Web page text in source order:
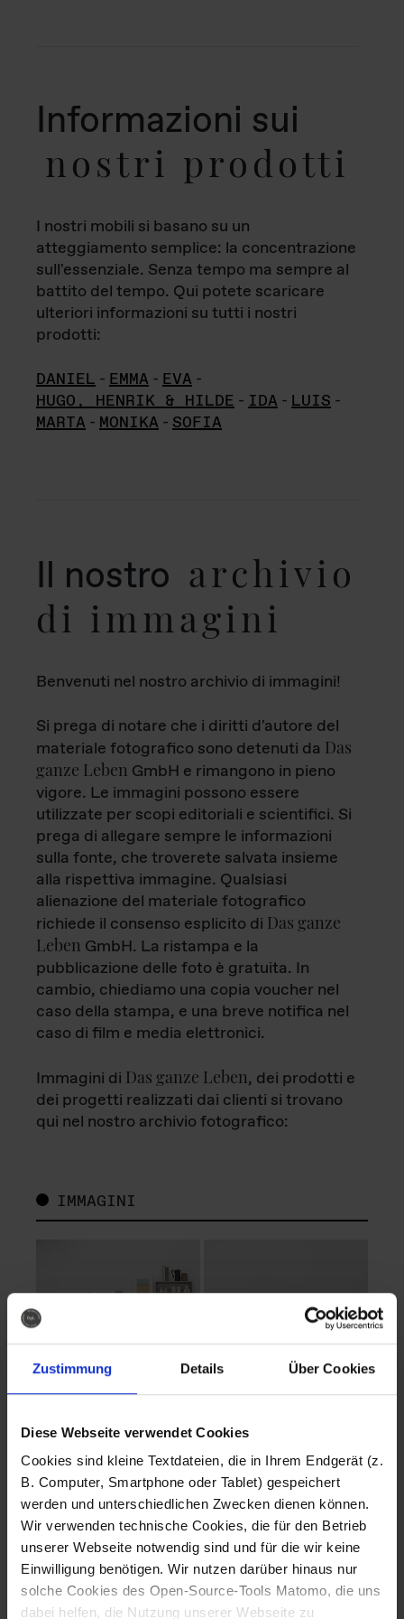
Zustimmung Details Über Cookies
Diese Webseite verwendet Cookies
Cookies sind kleine Textdateien, die in Ihrem Endgerät (z.
B. Computer, Smartphone oder Tablet) gespeichert
werden und unterschiedlichen Zwecken dienen können.
Wir verwenden technische Cookies, die für den Betrieb
unserer Webseite notwendig sind und für die wir keine
Einwilligung benötigen. Wir nutzen darüber hinaus nur
solche Cookies des Open-Source-Tools Matomo, die uns
dabei helfen, die Nutzung unserer Webseite zu
Informazioni sui
nostri prodotti
I nostri mobili si basano su un
atteggiamento semplice: la concentrazione
sull'essenziale. Senza tempo ma sempre al
battito del tempo. Qui potete scaricare
ulteriori informazioni su tutti i nostri
prodotti:
DANIEL - EMMA - EVA -
HUGO, HENRIK & HILDE - IDA - LUIS -
MARTA - MONIKA - SOFIA
Il nostro archivio
di immagini
Benvenuti nel nostro archivio di immagini!
Si prega di notare che i diritti d'autore del
materiale fotografico sono detenuti da Das
ganze Leben GmbH e rimangono in pieno
vigore. Le immagini possono essere
utilizzate per scopi editoriali e scientifici. Si
prega di allegare sempre le informazioni
sulla fonte, che troverete salvata insieme
alla rispettiva immagine. Qualsiasi
alienazione del materiale fotografico
richiede il consenso esplicito di Das ganze
Leben GmbH. La ristampa e la
pubblicazione delle foto è gratuita. In
cambio, chiediamo una copia voucher nel
caso della stampa, e una breve notifica nel
caso di film e media elettronici.
Immagini di Das ganze Leben, dei prodotti e
dei progetti realizzati dai clienti si trovano
qui nel nostro archivio fotografico:
IMMAGINI
Fotografo: Lorenz
Sternbach
Download
Fotografo: Lorenz
Sternbach
Download